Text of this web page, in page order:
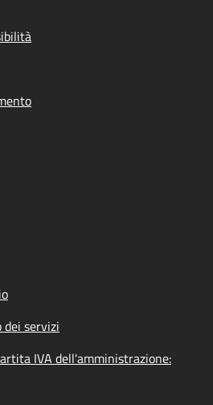
servizi
IVA dell'amministrazione: